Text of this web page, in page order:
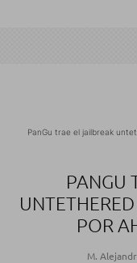
PanGu trae el jailbreak
PANGU
POR
M.